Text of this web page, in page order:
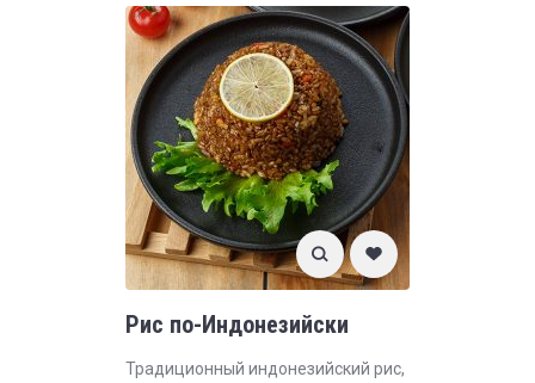
Рис по-Индонезийски
Традиционный индонезийский рис,